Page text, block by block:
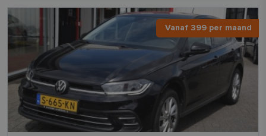
Vanaf 399 per maand